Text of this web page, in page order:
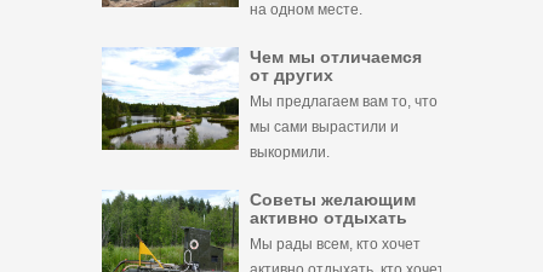
на одном месте.
Чем мы отличаемся
от других
Мы предлагаем вам то, что
мы сами вырастили и
выкормили.
Советы желающим
активно отдыхать
Мы рады всем, кто хочет